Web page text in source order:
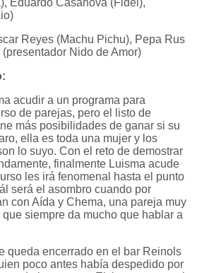
Eduardo Casanova (Fidel),
Reyes (Machu Pichu), Pepa Rus
Nido de Amor)
acudir a un programa para
de parejas, pero el listo de
más posibilidades de ganar si su
ella es toda una mujer y los
lo suyo. Con el reto de demostrar
finalmente Luisma acude
les irá fenomenal hasta el punto
será el asombro cuando por
con Aída y Chema, una pareja muy
siempre da mucho que hablar a
queda encerrado en el bar Reinols
poco antes había despedido por